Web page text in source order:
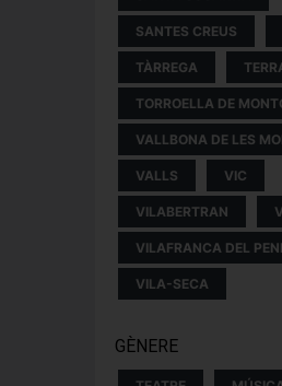
SANTES CREUS
TÀRREGA
TORROELLA DE
VALLBONA DE LES
VALLS VIC
VILABERTRAN
VILAFRANCA DEL
VILA-SECA
GÈNERE